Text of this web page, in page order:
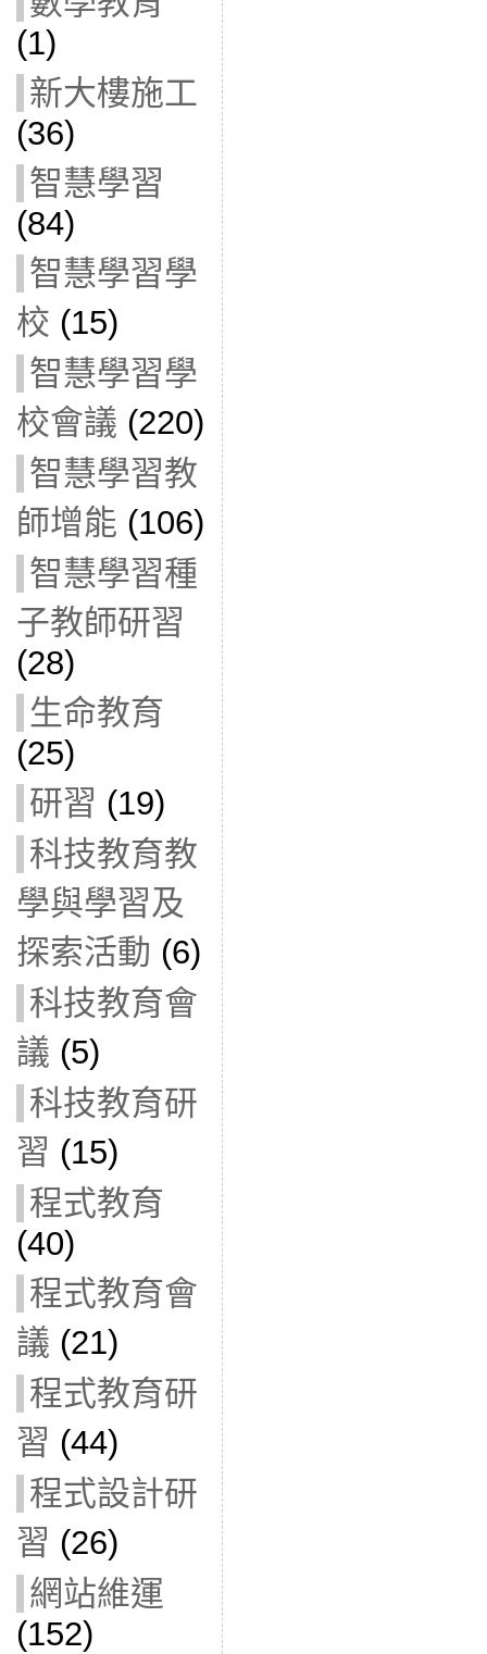
(1)
新大樓施工
(36)
智慧學習
(84)
智慧學習學
校 (15)
智慧學習學
校會議 (220)
智慧學習教
師增能 (106)
智慧學習種
子教師研習
(28)
生命教育
(25)
研習 (19)
科技教育教
學與學習及
探索活動 (6)
科技教育會
議 (5)
科技教育研
習 (15)
程式教育
(40)
程式教育會
議 (21)
程式教育研
習 (44)
程式設計研
習 (26)
網站維運
(152)